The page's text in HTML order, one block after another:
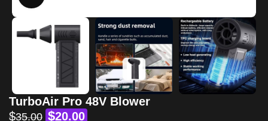
TurboAir Pro 48V Blower
$35.00 $20.00